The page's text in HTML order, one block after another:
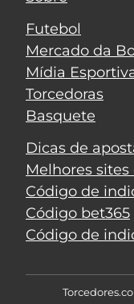
Futebol
Mercado da
Mídia
Torcedoras
Basquete
Dicas de
Melhores
Código de
Código bet365
Código de